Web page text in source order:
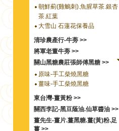
朝鮮薊(雞鵤刺).魚腥草茶.銀杏
茶.紅葉
大雪山 石蓮花保養品
清珍農產行-牛蒡 >>
將軍老董牛蒡 >>
關山黑糖農莊張師傅黑糖 >>
原味-手工柴燒黑糖
薑味-手工柴燒黑糖
東台灣-薑黃粉 >>
關西李記-黑豆蔭油.仙草醬油 >>
薑先生-薑片.薑黑糖.薑(黃)粉.足
薑 >>